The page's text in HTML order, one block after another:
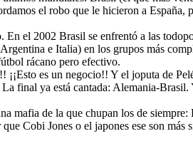
el robo que le hicieron a
el 2002 Brasil se enfrentó a las
e Italia) en los grupos más
rácano pero efectivo.
¡¡Esto es un negocio!! Y el joputa de
final ya está cantada: Alemania-
mafia de la que chupan los de siempre:
Cobi Jones o el japones ese son